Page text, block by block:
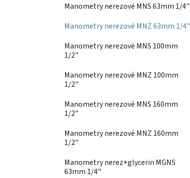
Manometry nerezové MNS 63mm 1/4"
Manometry nerezové MNZ 63mm 1/4"
Manometry nerezové MNS 100mm
1/2"
Manometry nerezové MNZ 100mm
1/2"
Manometry nerezové MNS 160mm
1/2"
Manometry nerezové MNZ 160mm
1/2"
Manometry nerez+glycerin MGNS
63mm 1/4"